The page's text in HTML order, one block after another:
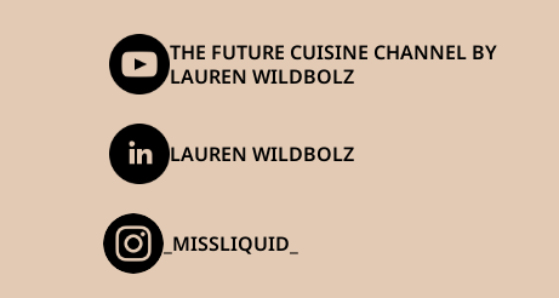
THE FUTURE CUISINE CHANNEL BY
LAUREN WILDBOLZ
LAUREN WILDBOLZ
_MISSLIQUID_